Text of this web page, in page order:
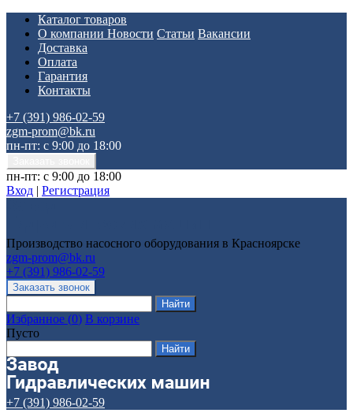
Каталог товаров
О компании Новости Статьи Вакансии
Доставка
Оплата
Гарантия
Контакты
+7 (391) 986-02-59
zgm-prom@bk.ru
пн-пт: с 9:00 до 18:00
пн-пт: с 9:00 до 18:00
Вход | Регистрация
Производство насосного оборудования в Красноярске
zgm-prom@bk.ru
+7 (391) 986-02-59
Избранное (0) В корзине
Пусто
+7 (391) 986-02-59